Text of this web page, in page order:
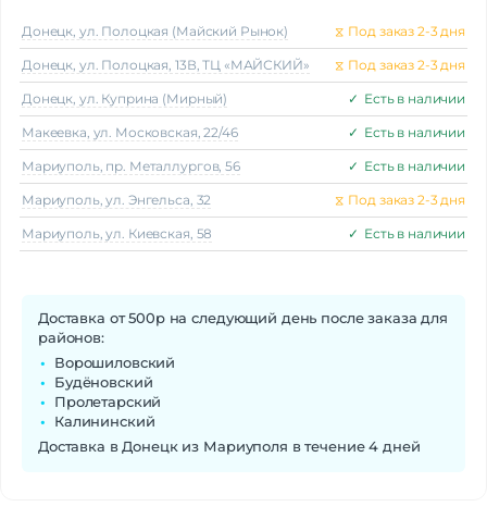
Донецк, ул. Полоцкая (Майский Рынок) ⧖ Под заказ 2-3 дня
Донецк, ул. Полоцкая, 13В, ТЦ «МАЙСКИЙ» ⧖ Под заказ 2-3 дня
Донецк, ул. Куприна (Мирный) ✓ Есть в наличии
Макеeвка, ул. Московская, 22/46 ✓ Есть в наличии
Мариуполь, пр. Металлургов, 56 ✓ Есть в наличии
Мариуполь, ул. Энгельса, 32 ⧖ Под заказ 2-3 дня
Мариуполь, ул. Киевская, 58 ✓ Есть в наличии
Доставка от 500р на следующий день после заказа для
районов:
Ворошиловский
Будёновский
Пролетарский
Калининский
Доставка в Донецк из Мариуполя в течение 4 дней